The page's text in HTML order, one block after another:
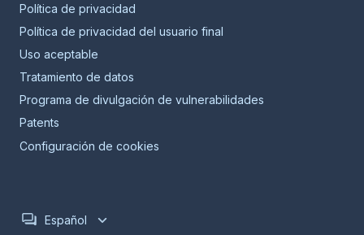
Política de privacidad
Política de privacidad del usuario final
Uso aceptable
Tratamiento de datos
Programa de divulgación de vulnerabilidades
Patents
Configuración de cookies
Español